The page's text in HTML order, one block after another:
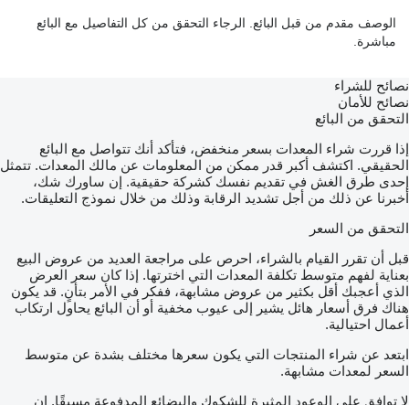
الوصف مقدم من قبل البائع. الرجاء التحقق من كل التفاصيل مع البائع
مباشرة.
نصائح للشراء
نصائح للأمان
التحقق من البائع
إذا قررت شراء المعدات بسعر منخفض، فتأكد أنك تتواصل مع البائع
الحقيقي. اكتشف أكبر قدر ممكن من المعلومات عن مالك المعدات. تتمثل
إحدى طرق الغش في تقديم نفسك كشركة حقيقية. إن ساورك شك،
أخبرنا عن ذلك من أجل تشديد الرقابة وذلك من خلال نموذج التعليقات.
التحقق من السعر
قبل أن تقرر القيام بالشراء، احرص على مراجعة العديد من عروض البيع
بعناية لفهم متوسط تكلفة المعدات التي اخترتها. إذا كان سعر العرض
الذي أعجبك أقل بكثير من عروض مشابهة، ففكر في الأمر بتأنٍ. قد يكون
هناك فرق أسعار هائل يشير إلى عيوب مخفية أو أن البائع يحاول ارتكاب
أعمال احتيالية.
ابتعد عن شراء المنتجات التي يكون سعرها مختلف بشدة عن متوسط
السعر لمعدات مشابهة.
لا توافق على الوعود المثيرة للشكوك والبضائع المدفوعة مسبقًا. إن